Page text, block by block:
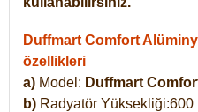
Duffmart Comfort
özellikleri
a) Model: Duffmart
b) Radyatör Yüksekliği:600